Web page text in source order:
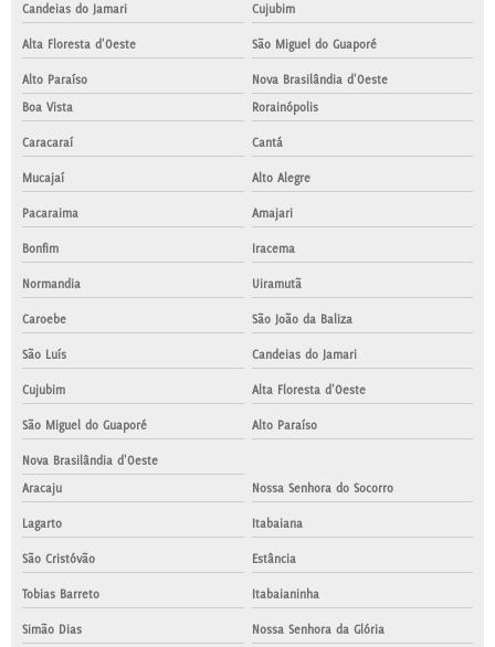
Candeias do Jamari Cujubim
Alta Floresta d'Oeste São Miguel do Guaporé
Alto Paraíso
Nova Brasilândia d'Oeste
Boa Vista
Rorainópolis
Caracaraí Cantá
Mucajaí Alto Alegre
Pacaraima Amajari
Bonfim Iracema
Normandia Uiramutã
Caroebe São João da Baliza
São Luís Candeias do Jamari
Cujubim Alta Floresta d'Oeste
São Miguel do Guaporé Alto Paraíso
Nova Brasilândia d'Oeste
Aracaju
Nossa Senhora do Socorro
Lagarto Itabaiana
São Cristóvão Estância
Tobias Barreto Itabaianinha
Simão Dias Nossa Senhora da Glória